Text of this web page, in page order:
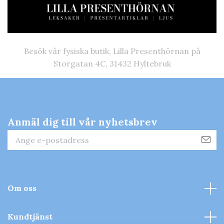
Besök vår fysiska butik, Lilla Presenthörnan på
Storgatan 4C, 31432 Hyltebruk
Anmäl dig till vår nyhetsbrev
Om oss
Kundtjänst